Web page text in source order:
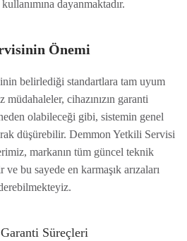
dayanmaktadır.
Önemi
belirlediği standartlara tam uyum
cihazınızın garanti
neden olabileceği gibi, sistemin genel
düşürebilir. Demmon Yetkili Servisi
markanın tüm güncel teknik
bu sayede en karmaşık arızaları
Süreçleri